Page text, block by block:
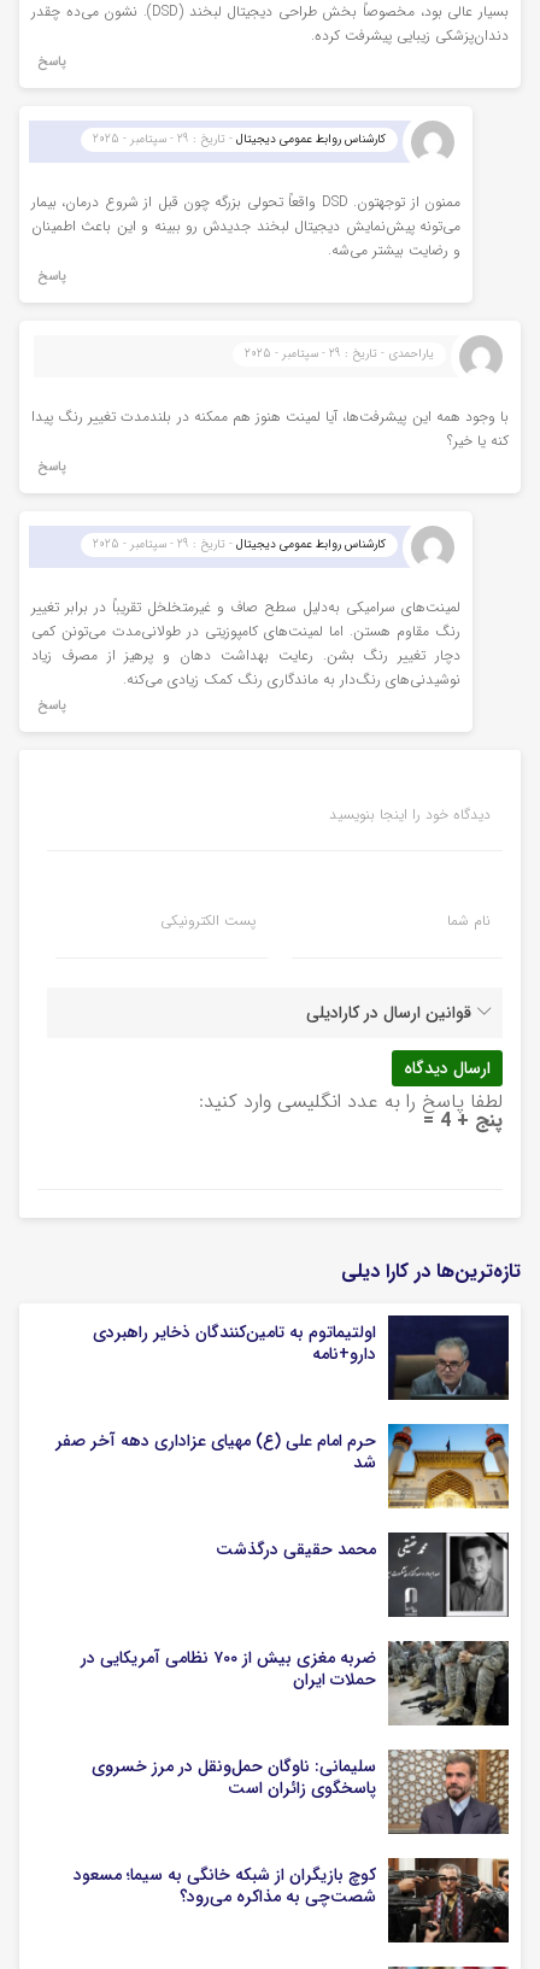
بسیار عالی بود، مخصوصاً بخش طراحی دیجیتال لبخند (DSD). نشون می‌ده چقدر
دندان‌پزشکی زیبایی پیشرفت کرده.
پاسخ
کارشناس روابط عمومی دیجیتال - تاریخ : 29 - سپتامبر - 2025
ممنون از توجهتون. DSD واقعاً تحولی بزرگه چون قبل از شروع درمان، بیمار
می‌تونه پیش‌نمایش دیجیتال لبخند جدیدش رو ببینه و این باعث اطمینان
و رضایت بیشتر می‌شه.
پاسخ
یاراحمدی - تاریخ : 29 - سپتامبر - 2025
با وجود همه این پیشرفت‌ها، آیا لمینت هنوز هم ممکنه در بلندمدت تغییر رنگ پیدا
کنه یا خیر؟
پاسخ
کارشناس روابط عمومی دیجیتال - تاریخ : 29 - سپتامبر - 2025
لمینت‌های سرامیکی به‌دلیل سطح صاف و غیرمتخلخل تقریباً در برابر تغییر
رنگ مقاوم هستن. اما لمینت‌های کامپوزیتی در طولانی‌مدت می‌تونن کمی
دچار تغییر رنگ بشن. رعایت بهداشت دهان و پرهیز از مصرف زیاد
نوشیدنی‌های رنگ‌دار به ماندگاری رنگ کمک زیادی می‌کنه.
پاسخ
دیدگاه خود را اینجا بنویسید
نام شما پست الکترونیکی
قوانین ارسال در کارادیلی
لطفا پاسخ را به عدد انگلیسی وارد کنید:
پنج + 4 =
تازه‌ترین‌ها در کارا دیلی
اولتیماتوم به تامین‌کنندگان ذخایر راهبردی
دارو+نامه
حرم امام علی (ع) مهیای عزاداری دهه آخر صفر
شد
محمد حقیقی درگذشت
ضربه مغزی بیش از ۷۰۰ نظامی آمریکایی در
حملات ایران
سلیمانی: ناوگان حمل‌ونقل در مرز خسروی
پاسخگوی زائران است
کوچ بازیگران از شبکه خانگی به سیما؛ مسعود
شصت‌چی به مذاکره می‌رود؟